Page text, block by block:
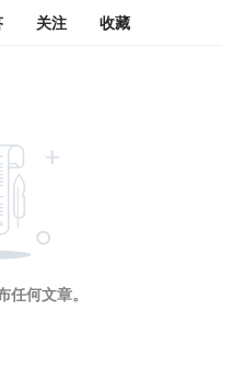
关注 收藏
何文章。